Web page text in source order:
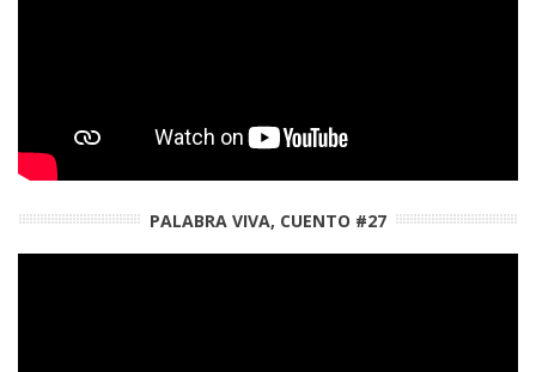
PALABRA VIVA, CUENTO #27